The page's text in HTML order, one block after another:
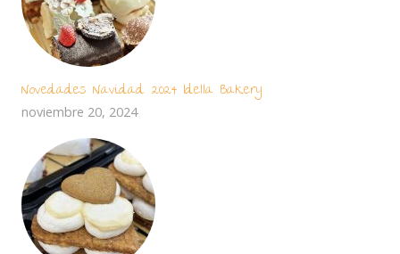
Novedades Navidad 2024 Idella Bakery
noviembre 20, 2024